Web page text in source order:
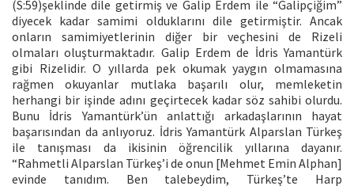
(S:59)şeklinde dile getirmiş ve Galip Erdem ile “Galipçiğim”
diyecek kadar samimi olduklarını dile getirmiştir. Ancak
onların samimiyetlerinin diğer bir veçhesini de Rizeli
olmaları oluşturmaktadır. Galip Erdem de İdris Yamantürk
gibi Rizelidir. O yıllarda pek okumak yaygın olmamasına
rağmen okuyanlar mutlaka başarılı olur, memleketin
herhangi bir işinde adını geçirtecek kadar söz sahibi olurdu.
Bunu İdris Yamantürk’ün anlattığı arkadaşlarının hayat
başarısından da anlıyoruz. İdris Yamantürk Alparslan Türkeş
ile tanışması da ikisinin öğrencilik yıllarına dayanır.
“Rahmetli Alparslan Türkeş’i de onun [Mehmet Emin Alphan]
evinde tanıdım. Ben talebeydim, Türkeş’te Harp